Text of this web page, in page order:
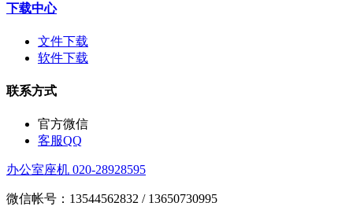
下载中心
文件下载
软件下载
联系方式
官方微信
客服QQ
办公室座机 020-28928595
微信帐号：13544562832 / 13650730995